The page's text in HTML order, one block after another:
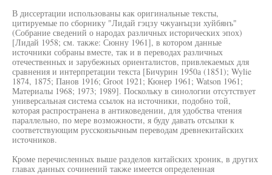
В диссертации использованы как оригинальные тексты,
цитируемые по сборнику "Лидай гэцзу чжуанъцзи хуйбянъ"
(Собрание сведений о народах различных исторических эпох)
[Лидай 1958; см. также: Сюнну 1961], в котором данные
источники собраны вместе, так и в переводах различных
отечественных и зарубежных ориенталистов, привлекаемых для
сравнения и интерпретации текста [Бичурин 1950а (1851); Wylie
1874, 1875; Панов 1916; Groot 1921; Кюнер 1961; Watson 1961;
Материалы 1968; 1973; 1989]. Поскольку в синологии отсутствует
универсальная система ссылок на источники, подобно той,
которая распространена в антиковедении, для удобства чтения
параллельно, по мере возможности, я буду давать отсылки к
соответствующим русскоязычным переводам древнекитайских
источников.
Кроме перечисленных выше разделов китайских хроник, в других
главах данных сочинений также имеется определенная